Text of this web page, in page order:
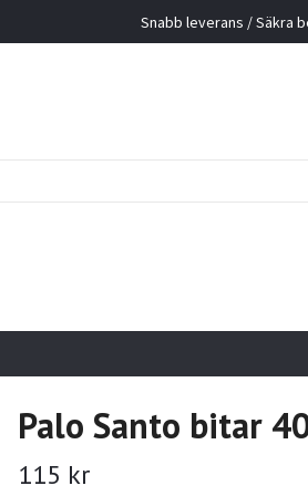
Snabb leverans / Säkra
Palo Santo bitar
115 kr